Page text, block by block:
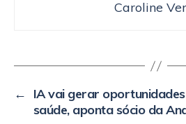
Caroline
←
IA vai gerar
saúde, aponta sócio da